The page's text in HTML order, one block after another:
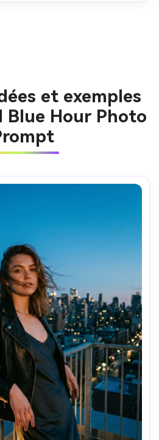
et exemples
Blue Hour Photo